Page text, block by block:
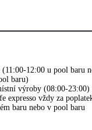
12:00 u pool
baru)
výroby (08:00-23:00)
expresso vždy za
baru nebo v pool baru